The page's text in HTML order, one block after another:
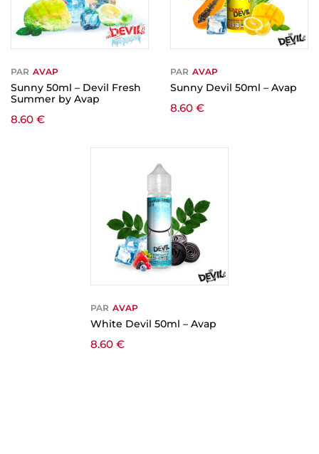
PAR AVAP
Sunny 50ml – Devil Fresh
Summer by Avap
8.60 €
PAR AVAP
Sunny Devil 50ml – Avap
8.60 €
PAR AVAP
White Devil 50ml – Avap
8.60 €